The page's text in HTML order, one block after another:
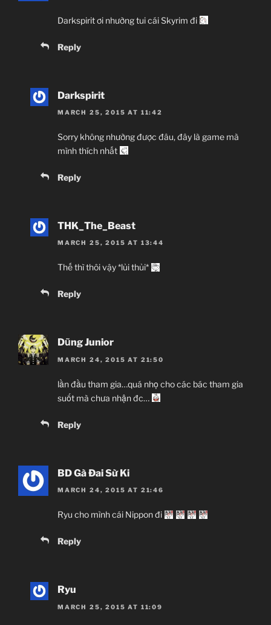
Darkspirit ơi nhường tui cái Skyrim đi
Reply
Darkspirit
MARCH 25, 2015 AT 11:42
Sorry không nhường được đâu, đây là game mà
mình thích nhất
Reply
THK_The_Beast
MARCH 25, 2015 AT 13:44
Thế thì thôi vậy *lủi thủi*
Reply
Dũng Junior
MARCH 24, 2015 AT 21:50
lần đầu tham gia…quá nhọ cho các bác tham gia
suốt mà chưa nhận đc…
Reply
BD Gà Đai Sừ Ki
MARCH 24, 2015 AT 21:46
Ryu cho mình cái Nippon đi
Reply
Ryu
MARCH 25, 2015 AT 11:09